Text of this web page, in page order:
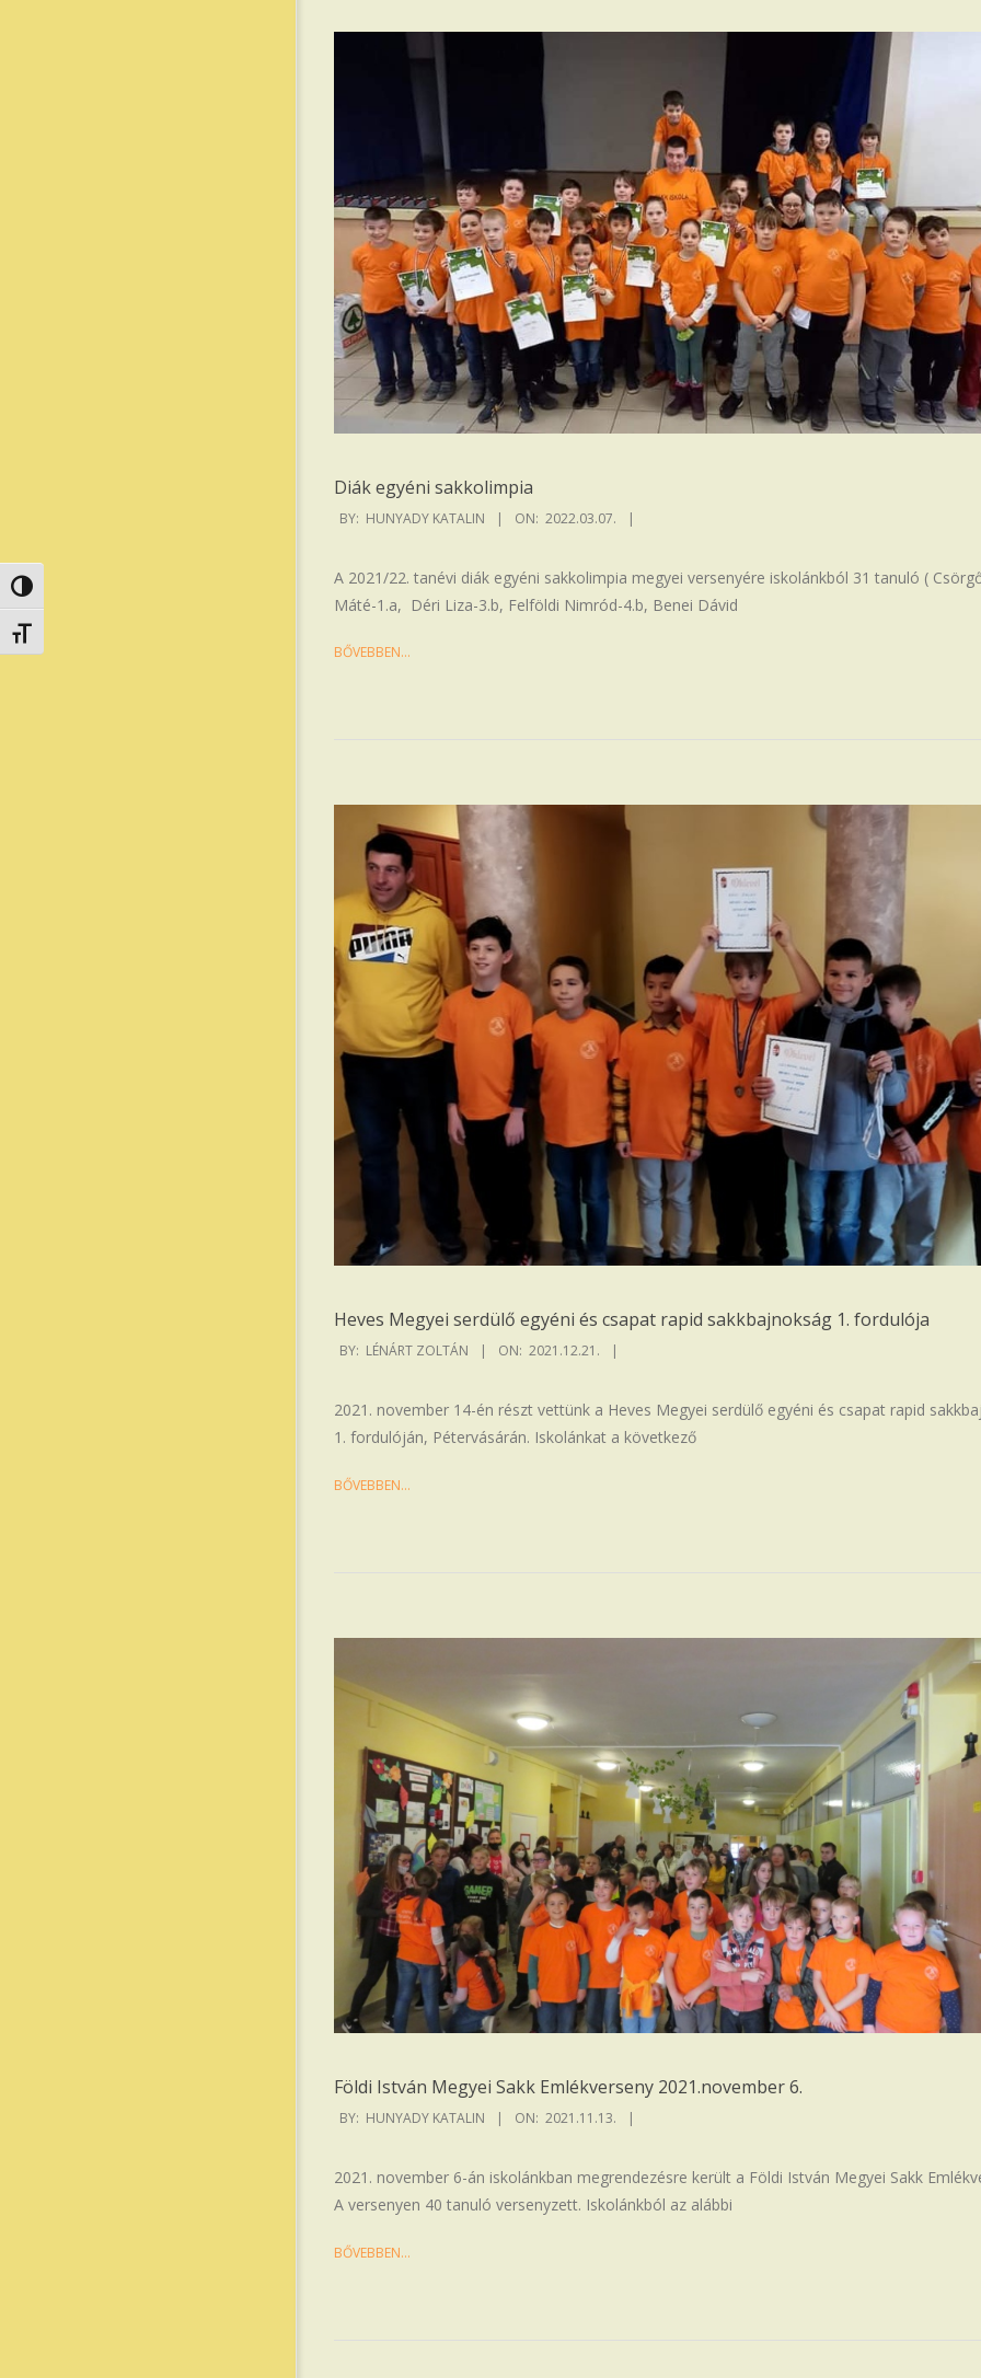
Nagy kontraszt váltása
Betűméret váltása
Diák egyéni sakkolimpia
2022-
BY: HUNYADY KATALIN ON: 2022.03.07.
A 2021/22. tanévi diák egyéni sakkolimpia megyei versenyére iskolánkból 31 tanuló (
Máté-1.a, Déri Liza-3.b, Felföldi Nimród-4.b, Benei Dávid
BŐVEBBEN…
Heves Megyei serdülő egyéni és csapat rapid sakkbajnokság 1. fordulója
2021-
BY: LÉNÁRT ZOLTÁN ON: 2021.12.21.
2021. november 14-én részt vettünk a Heves Megyei serdülő egyéni és csapat rapid
1. fordulóján, Pétervásárán. Iskolánkat a következő
BŐVEBBEN…
Földi István Megyei Sakk Emlékverseny 2021.november 6.
2021-
BY: HUNYADY KATALIN ON: 2021.11.13.
2021. november 6-án iskolánkban megrendezésre került a Földi István Megyei Sakk
A versenyen 40 tanuló versenyzett. Iskolánkból az alábbi
BŐVEBBEN…